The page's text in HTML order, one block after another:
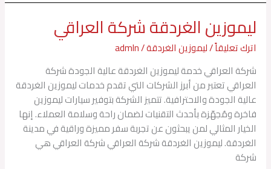
ليموزين الغردقة شركة العراقي
اترك تعليقاً/ليموزين الغردقة/
admln
شركة العراقي خدمة ليموزين الغردقة عالية الجودة شركة
العراقي تعتبر من أبرز الشركات التي تقدم خدمات ليموزين الغردقة
عالية الجودة والاحترافية. تتميز الشركة بتوفير سيارات ليموزين
فاخرة ومُجهّزة بأحدث التقنيات لضمان راحة وسلامة العملاء. إنها
الخيار المثالي لمن يبحثون عن تجربة سفر مميزة وراقية في مدينة
الغردقة. ليموزين الغردقة شركة العراقي شركة العراقي هي
شركة
ليموزين
الغردقة
شركة
العراقي